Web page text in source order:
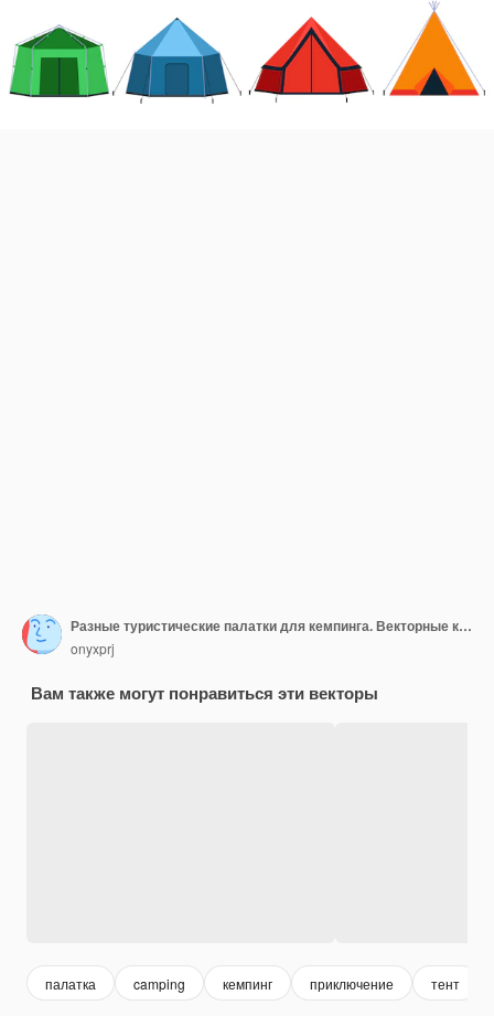
Разные туристические палатки для кемпинга. Векторные картинки в плоском стиле
onyxprj
Вам также могут понравиться эти векторы
палатка camping кемпинг приключение тент